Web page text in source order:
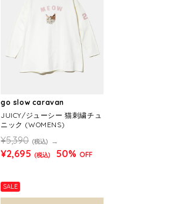
go slow caravan
JUICY/ジューシー 猫刺繍チュ
ニック (WOMENS)
¥5,390 (税込)
¥2,695 (税込) 50% OFF
SALE